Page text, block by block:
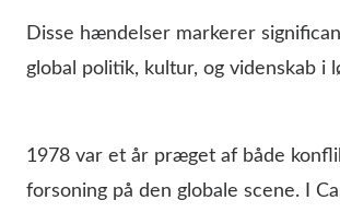
Disse hændelser markerer
global politik, kultur, og videnskab i
1978 var et år præget af både
forsoning på den globale scene. I